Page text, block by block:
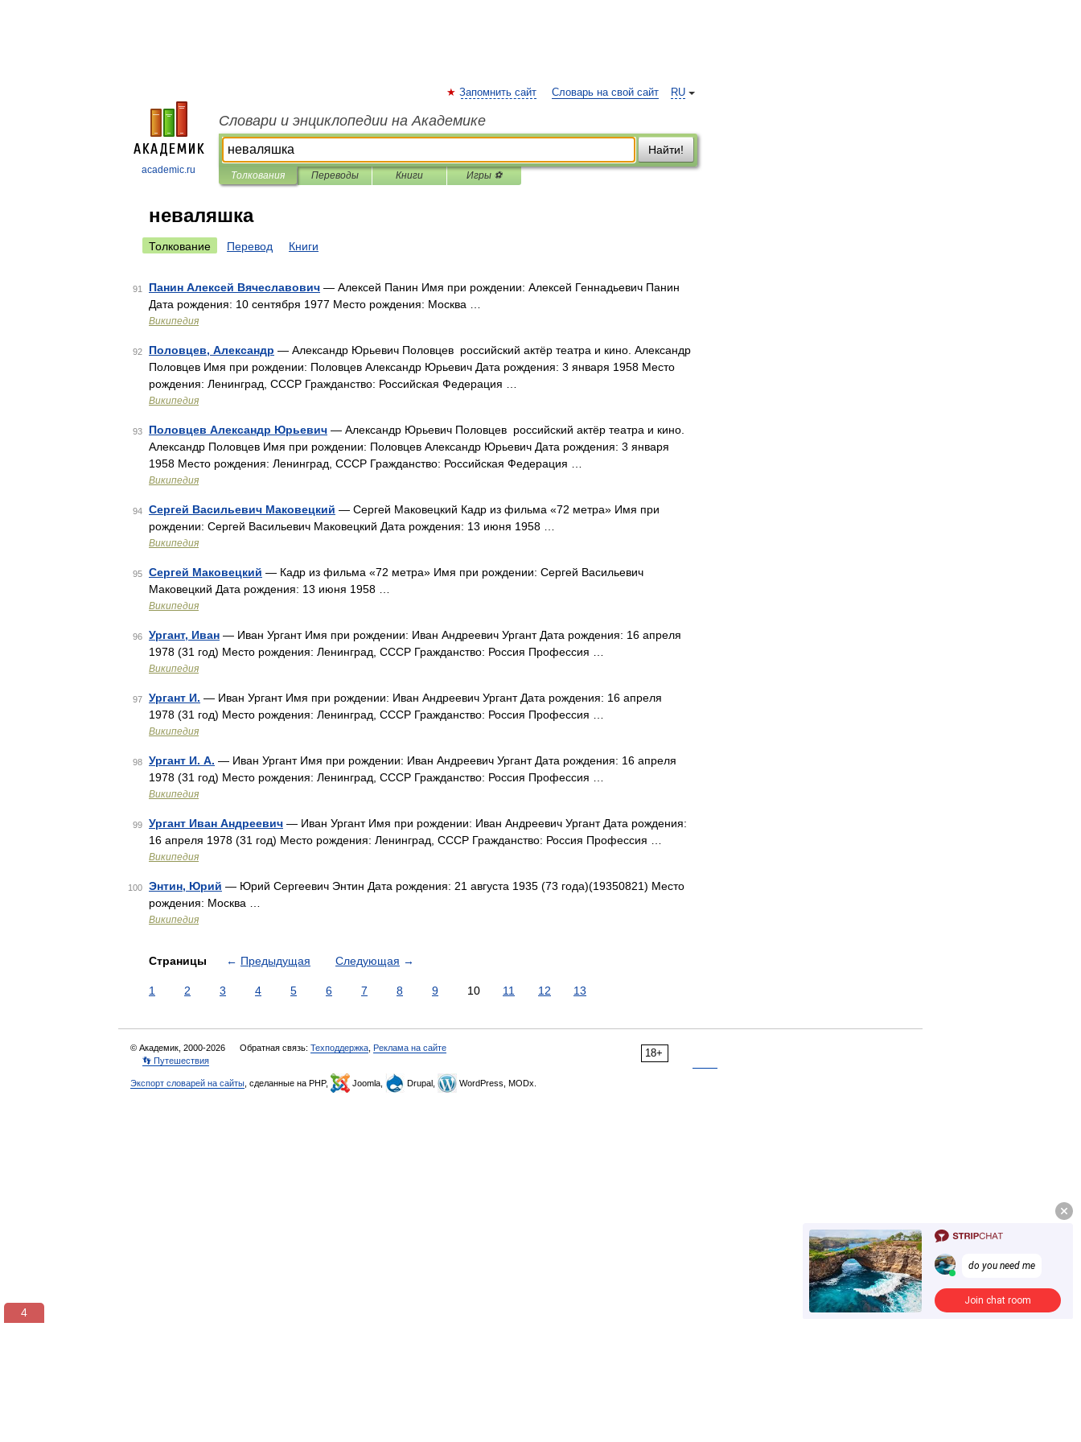
academic.ru
RU
Запомнить сайт Словарь на свой сайт
Словари и энциклопедии на Академике
Найти!
Толкования Переводы Книги Игры ⚽
неваляшка
Толкование Перевод Книги
91 Панин Алексей Вячеславович — Алексей Панин Имя при рождении: Алексей Геннадьевич Панин
Дата рождения: 10 сентября 1977 Место рождения: Москва …
Википедия
92 Половцев, Александр — Александр Юрьевич Половцев российский актёр театра и кино. Александр
Половцев Имя при рождении: Половцев Александр Юрьевич Дата рождения: 3 января 1958 Место
рождения: Ленинград, СССР Гражданство: Российская Федерация …
Википедия
93 Половцев Александр Юрьевич — Александр Юрьевич Половцев российский актёр театра и кино.
Александр Половцев Имя при рождении: Половцев Александр Юрьевич Дата рождения: 3 января
1958 Место рождения: Ленинград, СССР Гражданство: Российская Федерация …
Википедия
94 Сергей Васильевич Маковецкий — Сергей Маковецкий Кадр из фильма «72 метра» Имя при
рождении: Сергей Васильевич Маковецкий Дата рождения: 13 июня 1958 …
Википедия
95 Сергей Маковецкий — Кадр из фильма «72 метра» Имя при рождении: Сергей Васильевич
Маковецкий Дата рождения: 13 июня 1958 …
Википедия
96 Ургант, Иван — Иван Ургант Имя при рождении: Иван Андреевич Ургант Дата рождения: 16 апреля
1978 (31 год) Место рождения: Ленинград, СССР Гражданство: Россия Профессия …
Википедия
97 Ургант И. — Иван Ургант Имя при рождении: Иван Андреевич Ургант Дата рождения: 16 апреля
1978 (31 год) Место рождения: Ленинград, СССР Гражданство: Россия Профессия …
Википедия
98 Ургант И. А. — Иван Ургант Имя при рождении: Иван Андреевич Ургант Дата рождения: 16 апреля
1978 (31 год) Место рождения: Ленинград, СССР Гражданство: Россия Профессия …
Википедия
99 Ургант Иван Андреевич — Иван Ургант Имя при рождении: Иван Андреевич Ургант Дата рождения:
16 апреля 1978 (31 год) Место рождения: Ленинград, СССР Гражданство: Россия Профессия …
Википедия
100 Энтин, Юрий — Юрий Сергеевич Энтин Дата рождения: 21 августа 1935 (73 года)(19350821) Место
рождения: Москва …
Википедия
Страницы ← Предыдущая Следующая →
1 2 3 4 5 6 7 8 9 10 11 12 13
18+
© Академик, 2000-2026 Обратная связь: Техподдержка Реклама на сайте
👣 Путешествия
Экспорт словарей на сайты , сделанные на PHP, Joomla, Drupal, WordPress, MODx.
3